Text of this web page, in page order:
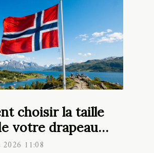
choisir la taille
votre drapeau
?
2026 11:08